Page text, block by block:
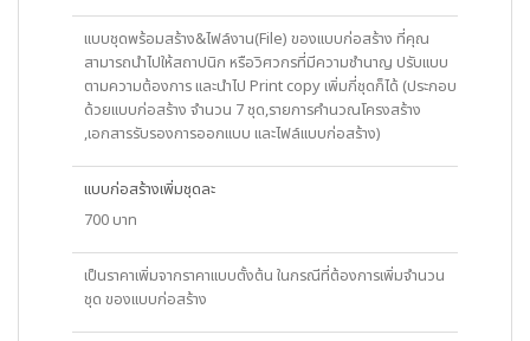
แบบชุดพร้อมสร้าง&ไฟล์งาน(File) ของแบบก่อสร้าง ที่คุณ
สามารถนำไปให้สถาปนิก หรือวิศวกรที่มีความชำนาญ ปรับแบบ
ตามความต้องการ และนำไป Print copy เพิ่มกี่ชุดก็ได้ (ประกอบ
ด้วยแบบก่อสร้าง จำนวน 7 ชุด,รายการคำนวณโครงสร้าง
,เอกสารรับรองการออกแบบ และไฟล์แบบก่อสร้าง)
แบบก่อสร้างเพิ่มชุดละ
700 บาท
เป็นราคาเพิ่มจากราคาแบบตั้งต้น ในกรณีที่ต้องการเพิ่มจำนวน
ชุด ของแบบก่อสร้าง